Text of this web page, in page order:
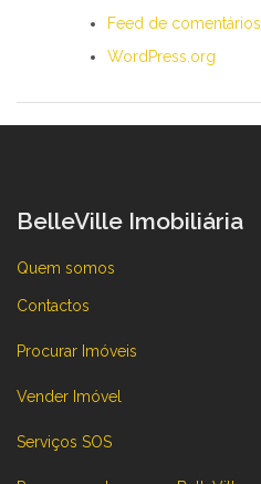
Feed de comentários
WordPress.org
BelleVille Imobiliária
Quem somos
Contactos
Procurar Imóveis
Vender Imóvel
Serviços SOS